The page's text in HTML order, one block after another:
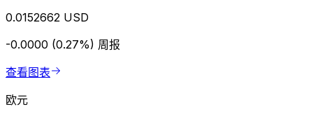
0.0152662 USD
-0.0000 (0.27%) 周报
查看图表
欧元